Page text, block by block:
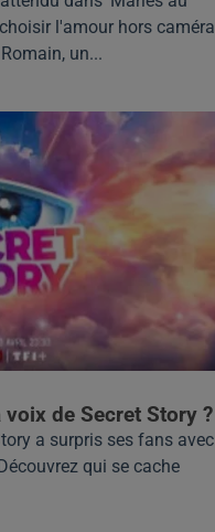
l'amour hors caméra
un...
de Secret Story ?
a surpris ses fans avec
qui se cache